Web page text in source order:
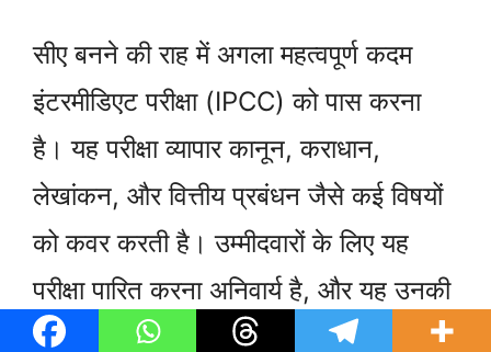
सीए बनने की राह में अगला महत्वपूर्ण कदम
इंटरमीडिएट परीक्षा (IPCC) को पास करना
है। यह परीक्षा व्यापार कानून, कराधान,
लेखांकन, और वित्तीय प्रबंधन जैसे कई विषयों
को कवर करती है। उम्मीदवारों के लिए यह
परीक्षा पारित करना अनिवार्य है, और यह उनकी
समझ और विश्लेषणात्मक क्षमताओं को परीक्षण